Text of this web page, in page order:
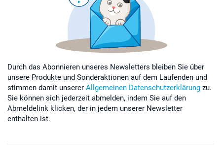
Durch das Abonnieren unseres Newsletters bleiben Sie über
unsere Produkte und Sonderaktionen auf dem Laufenden und
stimmen damit unserer Allgemeinen Datenschutzerklärung zu.
Sie können sich jederzeit abmelden, indem Sie auf den
Abmeldelink klicken, der in jedem unserer Newsletter
enthalten ist.